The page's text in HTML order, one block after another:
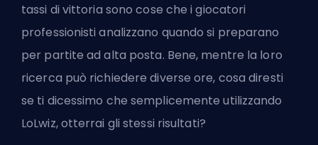
tassi di vittoria sono cose che i giocatori
professionisti analizzano quando si preparano
per partite ad alta posta. Bene, mentre la loro
ricerca può richiedere diverse ore, cosa diresti
se ti dicessimo che semplicemente utilizzando
LoLwiz, otterrai gli stessi risultati?